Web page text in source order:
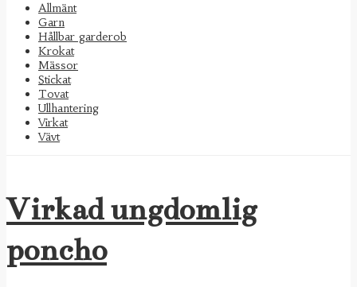
Allmänt
Garn
Hållbar garderob
Krokat
Mässor
Stickat
Tovat
Ullhantering
Virkat
Vävt
Virkad ungdomlig
poncho